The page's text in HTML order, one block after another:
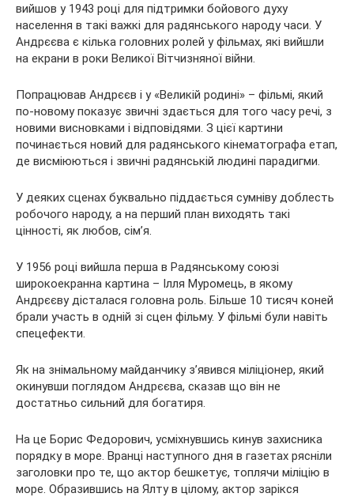
вийшов у 1943 році для підтримки бойового духу
населення в такі важкі для радянського народу часи. У
Андрєєва є кілька головних ролей у фільмах, які вийшли
на екрани в роки Великої Вітчизняної війни.
Попрацював Андрєєв і у «Великій родині» – фільмі, який
по-новому показує звичні здається для того часу речі, з
новими висновками і відповідями. З цієї картини
починається новий для радянського кінематографа етап,
де висміюються і звичні радянській людині парадигми.
У деяких сценах буквально піддається сумніву доблесть
робочого народу, а на перший план виходять такі
цінності, як любов, сім’я.
У 1956 році вийшла перша в Радянському союзі
широкоекранна картина – Ілля Муромець, в якому
Андрєєву дісталася головна роль. Більше 10 тисяч коней
брали участь в одній зі сцен фільму. У фільмі були навіть
спецефекти.
Як на знімальному майданчику з’явився міліціонер, який
окинувши поглядом Андрєєва, сказав що він не
достатньо сильний для богатиря.
На це Борис Федорович, усміхнувшись кинув захисника
порядку в море. Вранці наступного дня в газетах рясніли
заголовки про те, що актор бешкетує, топлячи міліцію в
море. Образившись на Ялту в цілому, актор зарікся